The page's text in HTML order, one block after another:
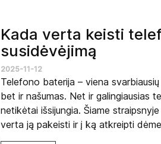
Kada verta keisti
susidėvėjimą
2025-11-12
Telefono baterija – viena
bet ir našumas. Net ir galingiausias
netikėtai išsijungia. Šiame
verta ją pakeisti ir į ką atkreipti